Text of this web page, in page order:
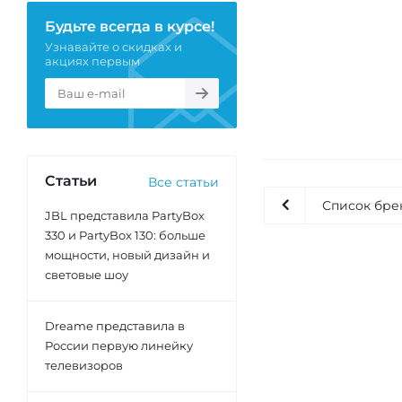
Список
Будьте всегда в курсе!
Узнавайте о скидках и
акциях первым
Статьи Все статьи
JBL представила PartyBox
330 и PartyBox 130: больше
мощности, новый дизайн и
световые шоу
Dreame представила в
России первую линейку
телевизоров